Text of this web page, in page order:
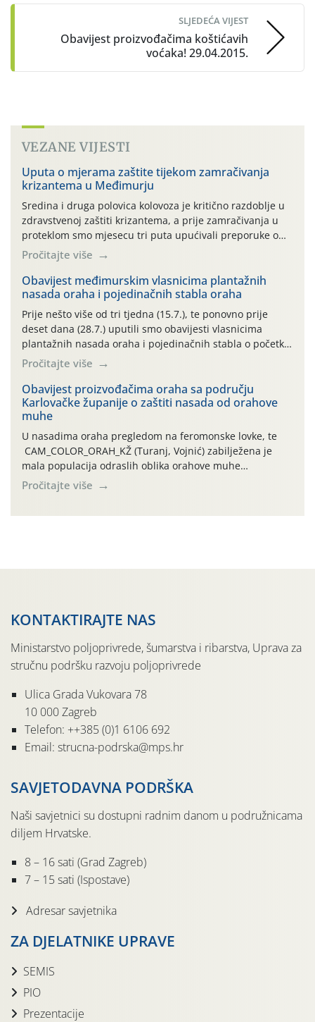
SLJEDEĆA VIJEST
Obavijest proizvođačima koštićavih
voćaka! 29.04.2015.
VEZANE VIJESTI
Uputa o mjerama zaštite tijekom zamračivanja
krizantema u Međimurju
Sredina i druga polovica kolovoza je kritično razdoblje u
zdravstvenoj zaštiti krizantema, a prije zamračivanja u
proteklom smo mjesecu tri puta upućivali preporuke o
preventivnim mjerama zaštite krizantema od najčešćih
uzročnika bolesti, štetnika i fito-fagnih grinja (23.7., 14.7.,
06.7.)! Na početku ovog mjeseca je zabilježeno je
povijesno i ekstremno vruće meteorološko razdoblje, uz
najviše temperature […]
Pročitajte više
Obavijest međimurskim vlasnicima plantažnih
nasada oraha i pojedinačnih stabla oraha
Prije nešto više od tri tjedna (15.7.), te ponovno prije
deset dana (28.7.) uputili smo obavijesti vlasnicima
plantažnih nasada oraha i pojedinačnih stabla o početku
leta i ovogodišnjoj potrebi usmjerenog suzbijanja
orahove muhe (Rhagoletis completa)! Već dvanaest dana
traje drugi ovogodišnji “toplinski udar”, koji naročito
izražen zadnja šest dana (31.7.-05.8.), jer najviše
temperature zraka svakodnevno […]
Pročitajte više
Obavijest proizvođačima oraha sa području
Karlovačke županije o zaštiti nasada od orahove
muhe
U nasadima oraha pregledom na feromonske lovke, te
CAM_COLOR_ORAH_KŽ (Turanj, Vojnić) zabilježena je
mala populacija odraslih oblika orahove muhe
(Rhagoletis completa). Niska brojnost može se objasniti
činjenicom da je riječ o mladim nasadima s vrlo malim
Pročitajte više
KONTAKTIRAJTE NAS
Ministarstvo poljoprivrede, šumarstva i ribarstva, Uprava za
stručnu podršku razvoju poljoprivrede
Ulica Grada Vukovara 78
10 000 Zagreb
Telefon: ++385 (0)1 6106 692
Email: strucna-podrska@mps.hr
SAVJETODAVNA PODRŠKA
Naši savjetnici su dostupni radnim danom u podružnicama
diljem Hrvatske.
8 – 16 sati (Grad Zagreb)
7 – 15 sati (Ispostave)
Adresar savjetnika
ZA DJELATNIKE UPRAVE
SEMIS
PIO
Prezentacije